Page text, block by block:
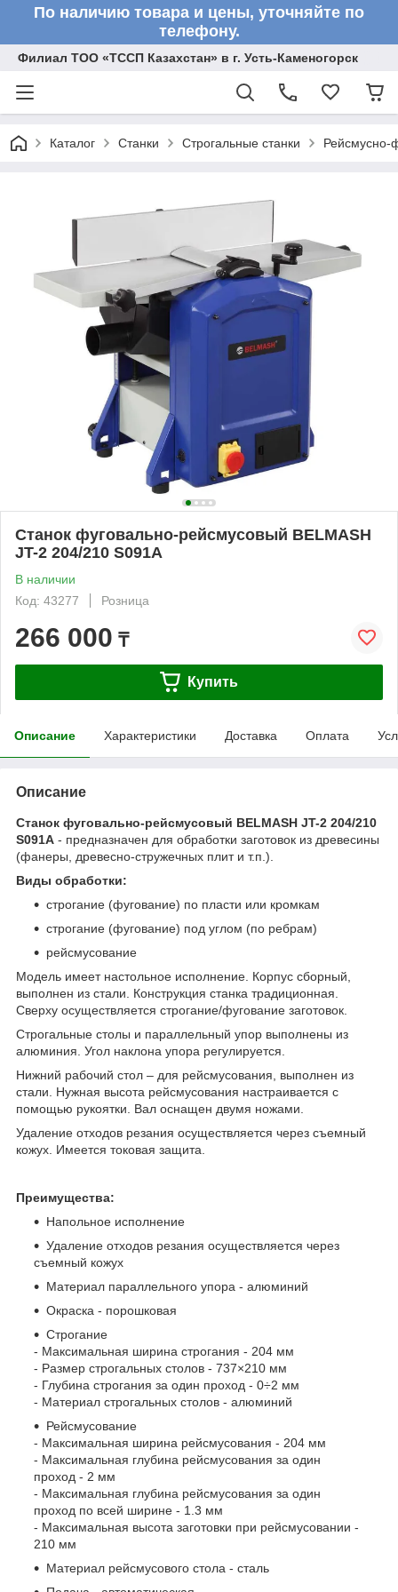
По наличию товара и цены, уточняйте по
телефону.
Филиал ТОО «ТССП Казахстан» в г. Усть-Каменогорск
Каталог Станки Строгальные станки Рейсмусно-
Станок фуговально-рейсмусовый BELMASH
JT-2 204/210 S091A
В наличии
Код: 43277
Розница
266 000 ₸
Купить
Описание Характеристики Доставка Оплата
Описание
Станок фуговально-рейсмусовый BELMASH JT-2 204/210
S091A - предназначен для обработки заготовок из древесины
(фанеры, древесно-стружечных плит и т.п.).
Виды обработки:
строгание (фугование) по пласти или кромкам
строгание (фугование) под углом (по ребрам)
рейсмусование
Модель имеет настольное исполнение. Корпус сборный,
выполнен из стали. Конструкция станка традиционная.
Сверху осуществляется строгание/фугование заготовок.
Строгальные столы и параллельный упор выполнены из
алюминия. Угол наклона упора регулируется.
Нижний рабочий стол – для рейсмусования, выполнен из
стали. Нужная высота рейсмусования настраивается с
помощью рукоятки. Вал оснащен двумя ножами.
Удаление отходов резания осуществляется через съемный
кожух. Имеется токовая защита.
Преимущества:
Напольное исполнение
Удаление отходов резания осуществляется через
съемный кожух
Материал параллельного упора - алюминий
Окраска - порошковая
Строгание
- Максимальная ширина строгания - 204 мм
- Размер строгальных столов - 737×210 мм
- Глубина строгания за один проход - 0÷2 мм
- Материал строгальных столов - алюминий
Рейсмусование
- Максимальная ширина рейсмусования - 204 мм
- Максимальная глубина рейсмусования за один
проход - 2 мм
- Максимальная глубина рейсмусования за один
проход по всей ширине - 1.3 мм
- Максимальная высота заготовки при рейсмусовании -
210 мм
Материал рейсмусового стола - сталь